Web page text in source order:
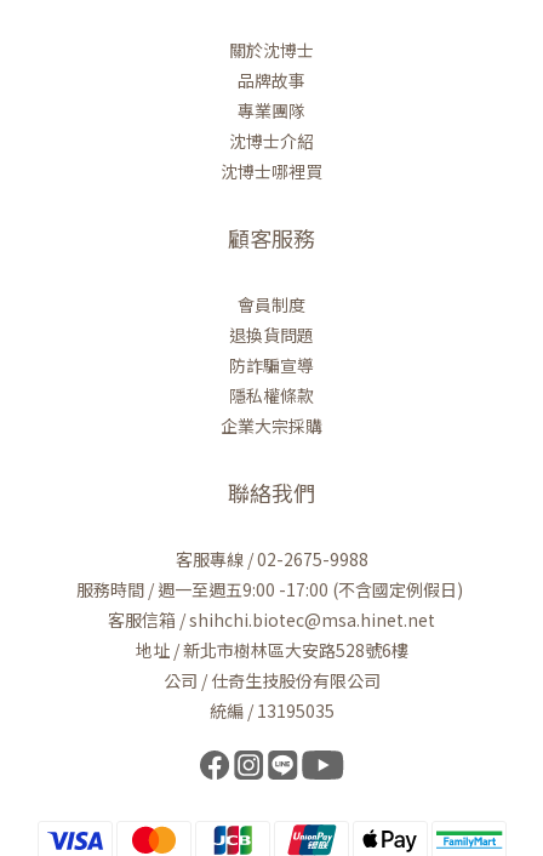
關於沈博士
品牌故事
專業團隊
沈博士介紹
沈博士哪裡買
顧客服務
會員制度
退換貨問題
防詐騙宣導
隱私權條款
企業大宗採購
聯絡我們
客服專線 / 02-2675-9988
服務時間 / 週一至週五9:00 -17:00 (不含國定例假日)
客服信箱 / shihchi.biotec@msa.hinet.net
地址 / 新北市樹林區大安路528號6樓
公司 / 仕奇生技股份有限公司
統編 / 13195035